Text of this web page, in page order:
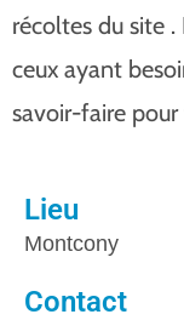
récoltes du site
ceux ayant
savoir-faire
Lieu
Montcony
Contact